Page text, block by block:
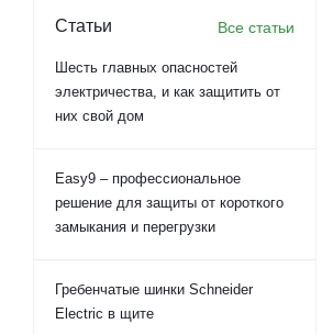
Статьи Все статьи
Шесть главных опасностей
электричества, и как защитить от
них свой дом
Easy9 – профессиональное
решение для защиты от короткого
замыкания и перегрузки
Гребенчатые шинки Schneider
Electric в щите